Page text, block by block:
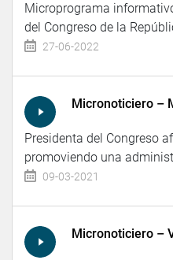
Microprograma
del Congreso de la
27-06-2022
Micronoticiero –
Presidenta del Congreso
promoviendo una
09-03-2021
Micronoticiero –